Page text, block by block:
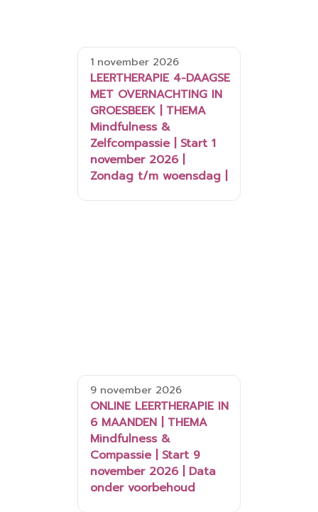
1 november 2026
LEERTHERAPIE 4-DAAGSE
MET OVERNACHTING IN
GROESBEEK | THEMA
Mindfulness &
Zelfcompassie | Start 1
november 2026 |
Zondag t/m woensdag |
9 november 2026
ONLINE LEERTHERAPIE IN
6 MAANDEN | THEMA
Mindfulness &
Compassie | Start 9
november 2026 | Data
onder voorbehoud